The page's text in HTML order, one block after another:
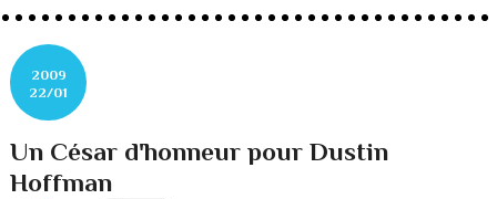
2009
22/01
Un César d'honneur pour Dustin
Hoffman